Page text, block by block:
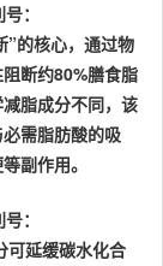
：
”的核心，通过物
断约80%膳食脂
脂成分不同，该
需脂肪酸的吸
副作用。
：
可延缓碳水化合